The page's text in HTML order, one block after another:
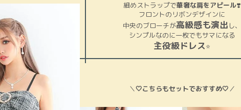
細めストラップで華奢な肩をアピール❣️
フロントのリボンデザインに
中央のブローチが高級感も演出 し、
シンプルなのに一枚でもサマになる
主役級ドレス⭐️
＼🤍こちらもセットでおすすめ🤍／